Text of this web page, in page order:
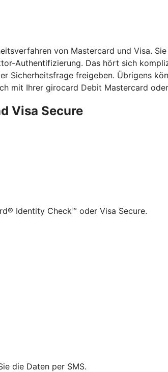
von Mastercard und Visa.
Authentifizierung. Das hört sich
Sicherheitsfrage freigeben. Übrigens
mit Ihrer girocard Debit Mastercard
Visa Secure
Identity Check™ oder Visa Secure.
die Daten per SMS.